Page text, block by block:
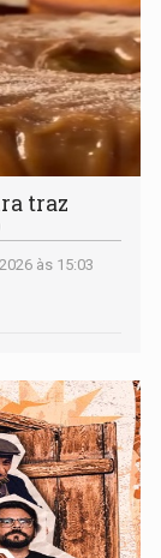
traz
às 15:03